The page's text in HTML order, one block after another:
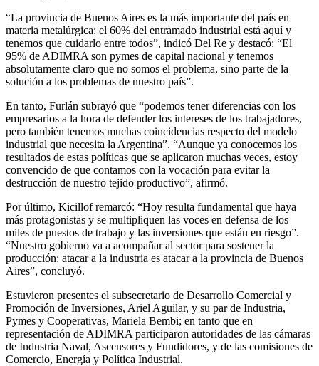
“La provincia de Buenos Aires es la más importante del país en
materia metalúrgica: el 60% del entramado industrial está aquí y
tenemos que cuidarlo entre todos”, indicó Del Re y destacó: “El
95% de ADIMRA son pymes de capital nacional y tenemos
absolutamente claro que no somos el problema, sino parte de la
solución a los problemas de nuestro país”.
En tanto, Furlán subrayó que “podemos tener diferencias con los
empresarios a la hora de defender los intereses de los trabajadores,
pero también tenemos muchas coincidencias respecto del modelo
industrial que necesita la Argentina”. “Aunque ya conocemos los
resultados de estas políticas que se aplicaron muchas veces, estoy
convencido de que contamos con la vocación para evitar la
destrucción de nuestro tejido productivo”, afirmó.
Por último, Kicillof remarcó: “Hoy resulta fundamental que haya
más protagonistas y se multipliquen las voces en defensa de los
miles de puestos de trabajo y las inversiones que están en riesgo”.
“Nuestro gobierno va a acompañar al sector para sostener la
producción: atacar a la industria es atacar a la provincia de Buenos
Aires”, concluyó.
Estuvieron presentes el subsecretario de Desarrollo Comercial y
Promoción de Inversiones, Ariel Aguilar, y su par de Industria,
Pymes y Cooperativas, Mariela Bembi; en tanto que en
representación de ADIMRA participaron autoridades de las cámaras
de Industria Naval, Ascensores y Fundidores, y de las comisiones de
Comercio, Energía y Política Industrial.